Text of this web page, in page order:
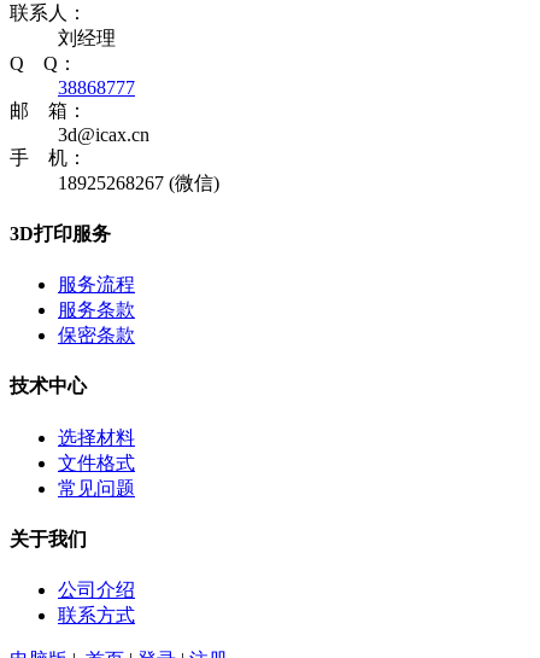
联系人：
刘经理
Q Q：
38868777
邮 箱：
3d@icax.cn
手 机：
18925268267 (微信)
3D打印服务
服务流程
服务条款
保密条款
技术中心
选择材料
文件格式
常见问题
关于我们
公司介绍
联系方式